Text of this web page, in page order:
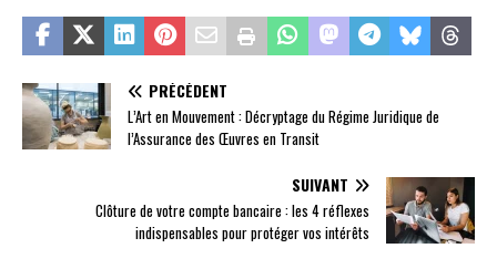
PRÉCÉDENT
L’Art en Mouvement : Décryptage du Régime Juridique de
l’Assurance des Œuvres en Transit
SUIVANT
Clôture de votre compte bancaire : les 4 réflexes
indispensables pour protéger vos intérêts